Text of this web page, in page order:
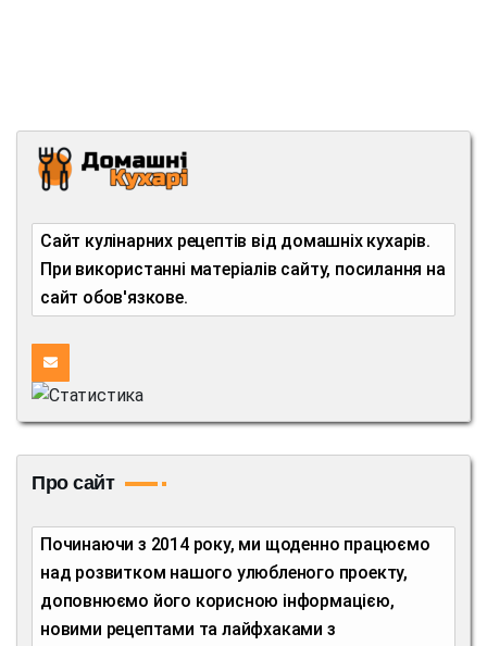
Сайт кулінарних рецептів від домашніх кухарів.
При використанні матеріалів сайту, посилання на
сайт обов'язкове.
Про сайт
Починаючи з 2014 року, ми щоденно працюємо
над розвитком нашого улюбленого проекту,
доповнюємо його корисною інформацією,
новими рецептами та лайфхаками з